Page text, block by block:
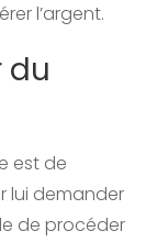
l’argent.
du
est de
lui demander
de procéder